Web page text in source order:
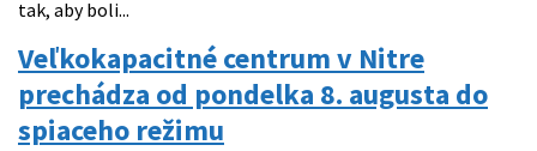
tak, aby boli...
Veľkokapacitné centrum v Nitre
prechádza od pondelka 8. augusta do
spiaceho režimu